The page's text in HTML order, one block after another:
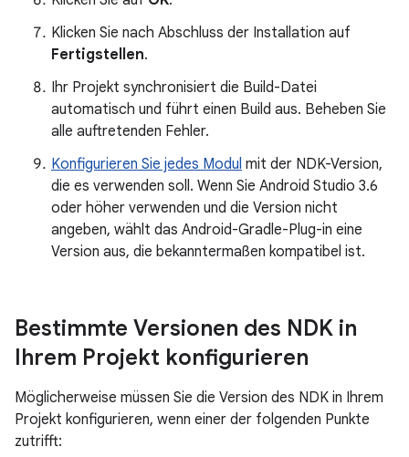
Klicken Sie nach Abschluss der Installation auf
Fertigstellen.
Ihr Projekt synchronisiert die Build-Datei
automatisch und führt einen Build aus. Beheben Sie
alle auftretenden Fehler.
Konfigurieren Sie jedes Modul mit der NDK-Version,
die es verwenden soll. Wenn Sie Android Studio 3.6
oder höher verwenden und die Version nicht
angeben, wählt das Android-Gradle-Plug-in eine
Version aus, die bekanntermaßen kompatibel ist.
Bestimmte Versionen des NDK in
Ihrem Projekt konfigurieren
Möglicherweise müssen Sie die Version des NDK in Ihrem
Projekt konfigurieren, wenn einer der folgenden Punkte
zutrifft: